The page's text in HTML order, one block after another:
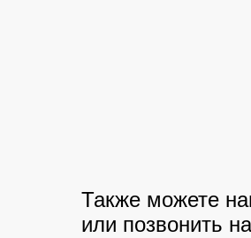
Также можете
или позвонить